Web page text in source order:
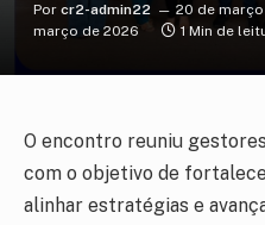
Por cr2-admin22 20 de
março de 2026
1 Min de
O encontro reuniu
com o objetivo de
alinhar estratégias e